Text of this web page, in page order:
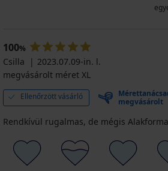
100%
Csilla
2023.07.09-in. l.
megvásárolt méret XL
Ellenőrzött vásárló
megvásárolt
Rendkívül rugalmas, de mégis